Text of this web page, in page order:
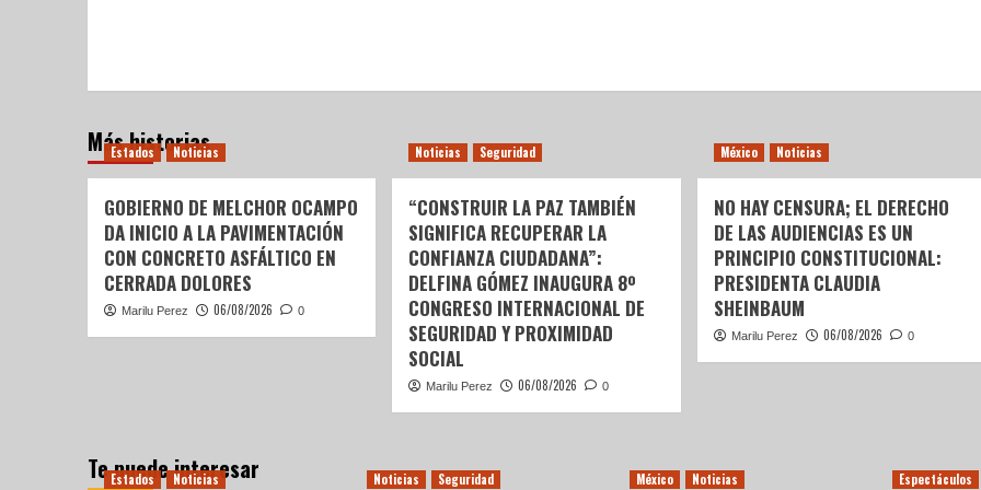
Más historias
Estados Noticias
GOBIERNO DE MELCHOR OCAMPO
DA INICIO A LA PAVIMENTACIÓN
CON CONCRETO ASFÁLTICO EN
CERRADA DOLORES
Marilu Perez 06/08/2026 0
Noticias Seguridad
“CONSTRUIR LA PAZ TAMBIÉN
SIGNIFICA RECUPERAR LA
CONFIANZA CIUDADANA”:
DELFINA GÓMEZ INAUGURA 8º
CONGRESO INTERNACIONAL DE
SEGURIDAD Y PROXIMIDAD
SOCIAL
Marilu Perez 06/08/2026 0
México Noticias
NO HAY CENSURA; EL DERECHO
DE LAS AUDIENCIAS ES UN
PRINCIPIO CONSTITUCIONAL:
PRESIDENTA CLAUDIA
SHEINBAUM
Marilu Perez 06/08/2026 0
Te puede interesar
Estados Noticias Noticias Seguridad México Noticias Espectáculos